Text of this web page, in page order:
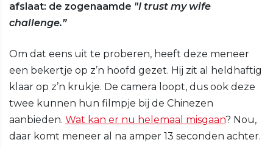
afslaat: de zogenaamde "I trust my wife
challenge.”
Om dat eens uit te proberen, heeft deze meneer
een bekertje op z’n hoofd gezet. Hij zit al heldhaftig
klaar op z’n krukje. De camera loopt, dus ook deze
twee kunnen hun filmpje bij de Chinezen
aanbieden. Wat kan er nu helemaal misgaan? Nou,
daar komt meneer al na amper 13 seconden achter.